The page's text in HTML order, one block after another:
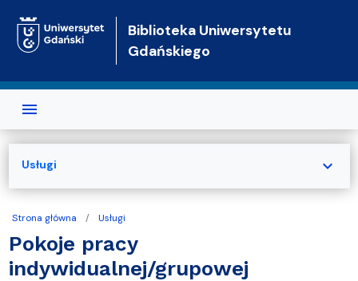
Biblioteka Uniwersytetu
Gdańskiego
Strona główna Usługi
Pokoje pracy
indywidualnej/grupowej
Usługi expand_more